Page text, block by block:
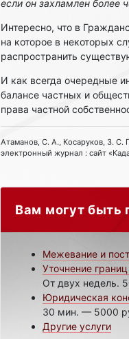
если он захламлен более
Интересно, что в
на которое в некоторых
распространить
И как всегда очередные
балансе частных и
права частной
Атаманов, С. А., Косаруков, З. С.
электронный журнал : сайт
Вам могут быть
Межевание и
Уточнение
От двух недель.
Юридическая
30 мин. — 5000
Другие услуги